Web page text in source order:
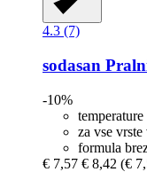
4.3 (7)
sodasan
-10%
za vse
formula
€ 7,57 € 8,42 (€